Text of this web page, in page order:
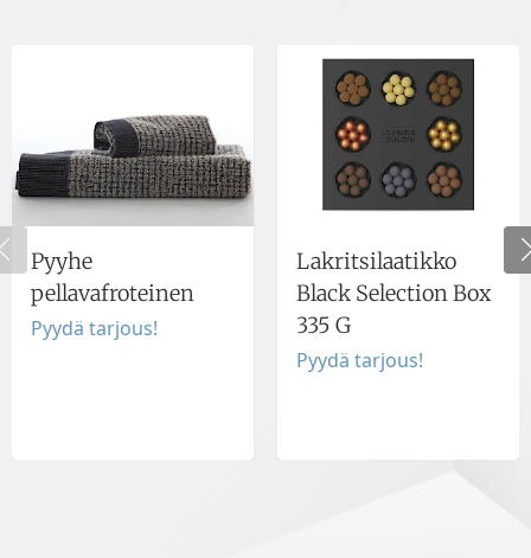
Pyyhe
pellavafroteinen
Pyydä tarjous!
Lakritsilaatikko
Black Selection Box
335 G
Pyydä tarjous!